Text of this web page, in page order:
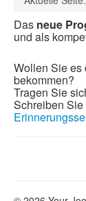
Das neue
und als
Wollen Sie es
bekommen?
Tragen Sie
Schreiben Sie